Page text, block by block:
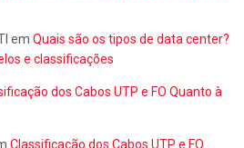
em Quais são os tipos de data center?
e classificações
dos Cabos UTP e FO Quanto à
Classificação dos Cabos UTP e FO